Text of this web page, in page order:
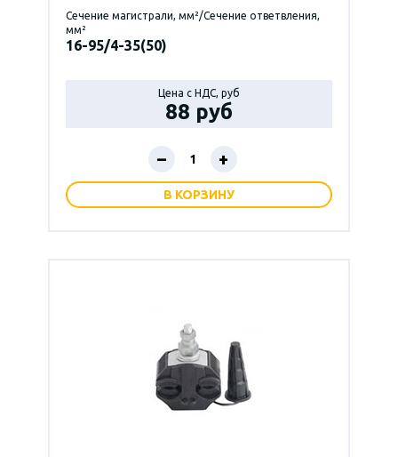
Сечение магистрали, мм²/Сечение ответвления,
мм²
16-95/4-35(50)
Цена с НДС, руб
88 руб
– +
В КОРЗИНУ